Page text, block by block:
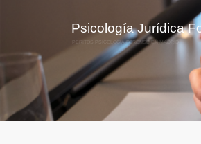
Psicología Jurídica
PERITOS PSICOLOGÍA FORENSE EN MADRID